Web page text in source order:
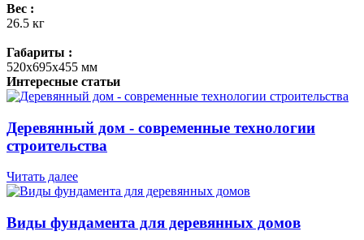
Вес :
26.5 кг
Габариты :
520х695х455 мм
Интересные статьи
Деревянный дом - современные технологии
строительства
Читать далее
Виды фундамента для деревянных домов